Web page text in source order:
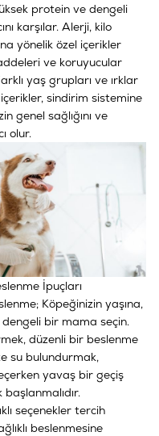
protein ve dengeli
karşılar. Alerji, kilo
yönelik özel içerikler
ve koruyucular
yaş grupları ve ırklar
sindirim sistemine
genel sağlığını ve
olur.
İpuçları
Köpeğinizin yaşına,
bir mama seçin.
düzenli bir beslenme
su bulundurmak,
yavaş bir geçiş
seçenekler tercih
beslenmesine